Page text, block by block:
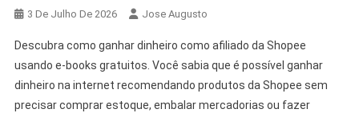
3 De Julho De 2026 Jose Augusto
Descubra como ganhar dinheiro como afiliado da Shopee
usando e-books gratuitos. Você sabia que é possível ganhar
dinheiro na internet recomendando produtos da Shopee sem
precisar comprar estoque, embalar mercadorias ou fazer